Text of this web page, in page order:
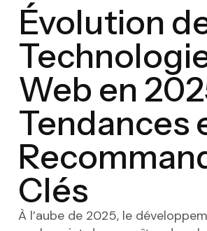
Évolution
Web en
Tendances
Clés
À l’aube de 2025, le